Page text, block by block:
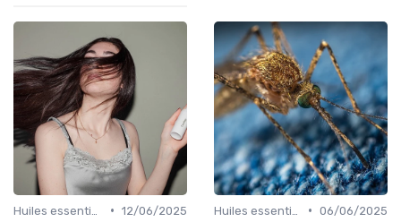
• 12/06/2025
• 06/06/2025